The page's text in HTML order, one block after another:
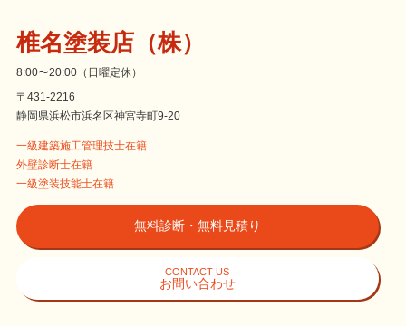
椎名塗装店（株）
8:00〜20:00（日曜定休）
〒431-2216
静岡県浜松市浜名区神宮寺町9-20
一級建築施工管理技士在籍
外壁診断士在籍
一級塗装技能士在籍
無料診断・無料見積り
CONTACT US
お問い合わせ